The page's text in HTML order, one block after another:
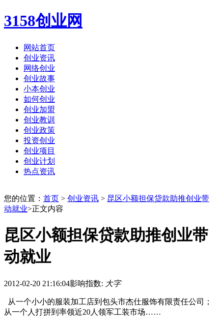
3158创业网
网站首页
创业资讯
网络创业
创业故事
小本创业
如何创业
创业加盟
创业教训
创业政策
投资创业
创业项目
创业计划
热点资讯
您的位置： 首页 > 创业资讯 > 昆区小额担保贷款助推创业带
动就业>正文内容
昆区小额担保贷款助推创业带
动就业
2012-02-20 21:16:04影响指数: 大字
从一个小小的服装加工店到包头市杰仕服饰有限责任公司；
从一个人打拼到率领近20人领军工装市场……